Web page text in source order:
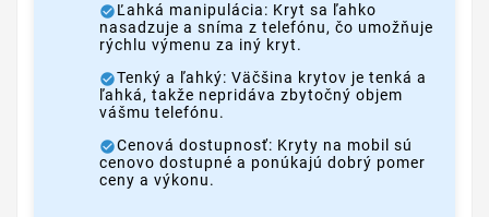
Ľahká manipulácia: Kryt sa ľahko
nasadzuje a sníma z telefónu, čo umožňuje
rýchlu výmenu za iný kryt.
Tenký a ľahký: Väčšina krytov je tenká a
ľahká, takže nepridáva zbytočný objem
vášmu telefónu.
Cenová dostupnosť: Kryty na mobil sú
cenovo dostupné a ponúkajú dobrý pomer
ceny a výkonu.